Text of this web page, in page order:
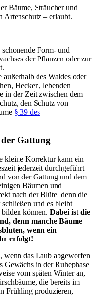
Bäume, Sträucher und
Artenschutz – erlaubt.
Form- und
der Pflanzen oder zur
des Waldes oder
Hecken, lebenden
in der Zeit zwischen dem
den Schutz von
§ 39 des
Gattung
kleine Korrektur kann ein
jederzeit durchgeführt
von der Gattung und dem
Bäumen und
nach der Blüte, denn die
und es bleibt
können. Dabei ist die
denn manche Bäume
wenn ein
erfolgt!
wenn das Laub abgeworfen
Gewächs in der Ruhephase
vom späten Winter an,
die bereits im
Frühling produzieren,